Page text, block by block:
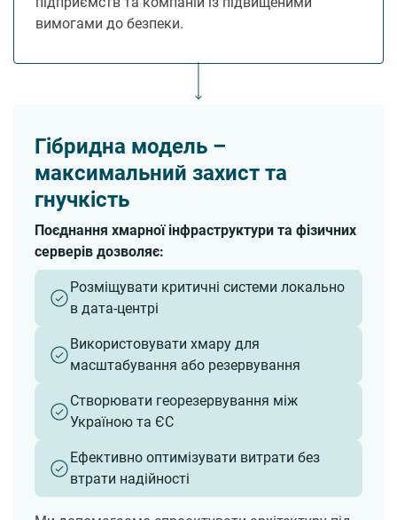
вимогами до безпеки.
Гібридна модель –
максимальний захист та
гнучкість
Поєднання хмарної інфраструктури та фізичних
серверів дозволяє:
Розміщувати критичні системи локально
в дата-центрі
Використовувати хмару для
масштабування або резервування
Створювати георезервування між
Україною та ЄС
Ефективно оптимізувати витрати без
втрати надійності